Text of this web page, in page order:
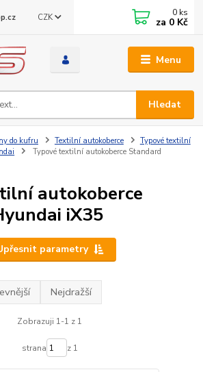
Menu
CZK
Hledat
0 ks
za 0 Kč
do kufru Textilní autokoberce
Typové textilní
Typové textilní autokoberce Standard
autokoberce
iX35
parametry
Nejdražší
Zobrazuji 1-1 z 1
strana z 1